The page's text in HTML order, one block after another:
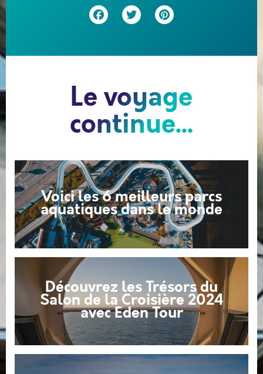
Facebook
Twitter
Le voyage
continue...
Voici les 6 meilleurs parcs
aquatiques dans le monde
Découvrez les Trésors du
Salon de la Croisière 2024
avec Eden Tour